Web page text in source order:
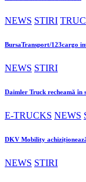
NEWS STIRI
BursaTransport/123cargo
NEWS STIRI
Daimler Truck recheamă în
E-TRUCKS NEWS
DKV Mobility
NEWS STIRI